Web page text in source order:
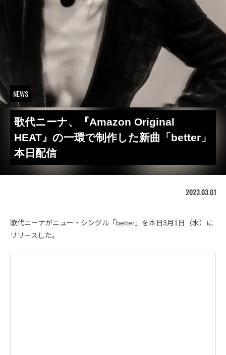
NEWS
歌代ニーナ、『Amazon Original
HEAT』の一環で制作した新曲「better」
本日配信
2023.03.01
歌代ニーナがニュー・シングル「better」を本日3月1日（水）に
リリースした。